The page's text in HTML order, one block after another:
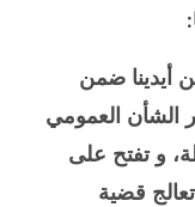
أيدينا ضمن
الشأن العمومي
و تفتح على
قضية